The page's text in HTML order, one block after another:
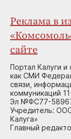
Реклама в
сайте
Портал Калуги и
как СМИ
связи,
коммуникаций
Эл №ФС77-
Учредитель:
Калуга»
Главный